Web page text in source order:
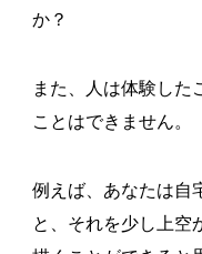
か？
また、人は体験した
ことはできません。
例えば、あなたは自
と、それを少し上空